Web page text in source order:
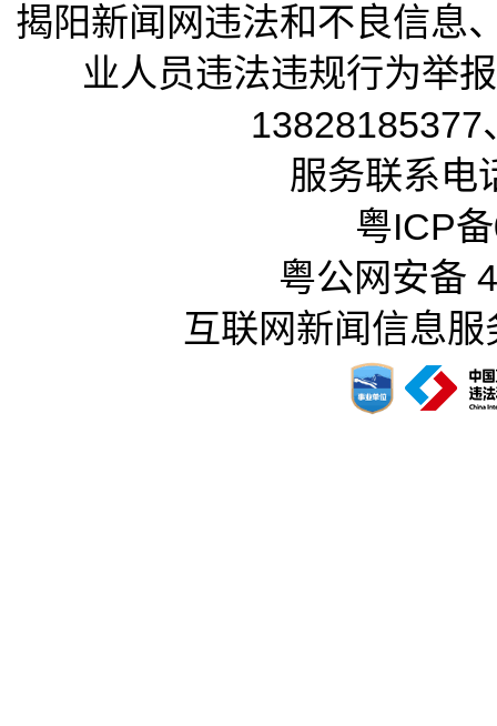
揭阳新闻网违法和不良信息
业人员违法违规行为举
13828185377
服务联系电
粤ICP
粤公网安备
互联网新闻信息